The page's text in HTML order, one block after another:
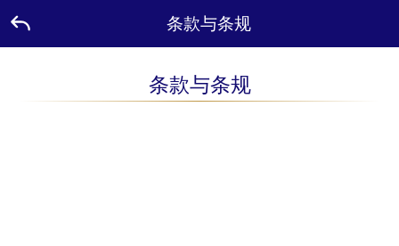
条款与条规
条款与条规